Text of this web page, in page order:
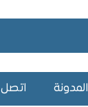
المدونة اتصل